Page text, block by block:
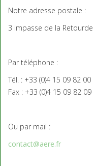
Notre adresse postale :
3 impasse de la Retourde
Par téléphone :
Tél. : +33 (0)4 15 09 82 00
Fax : +33 (0)4 15 09 82 09
Ou par mail :
contact@aere.fr